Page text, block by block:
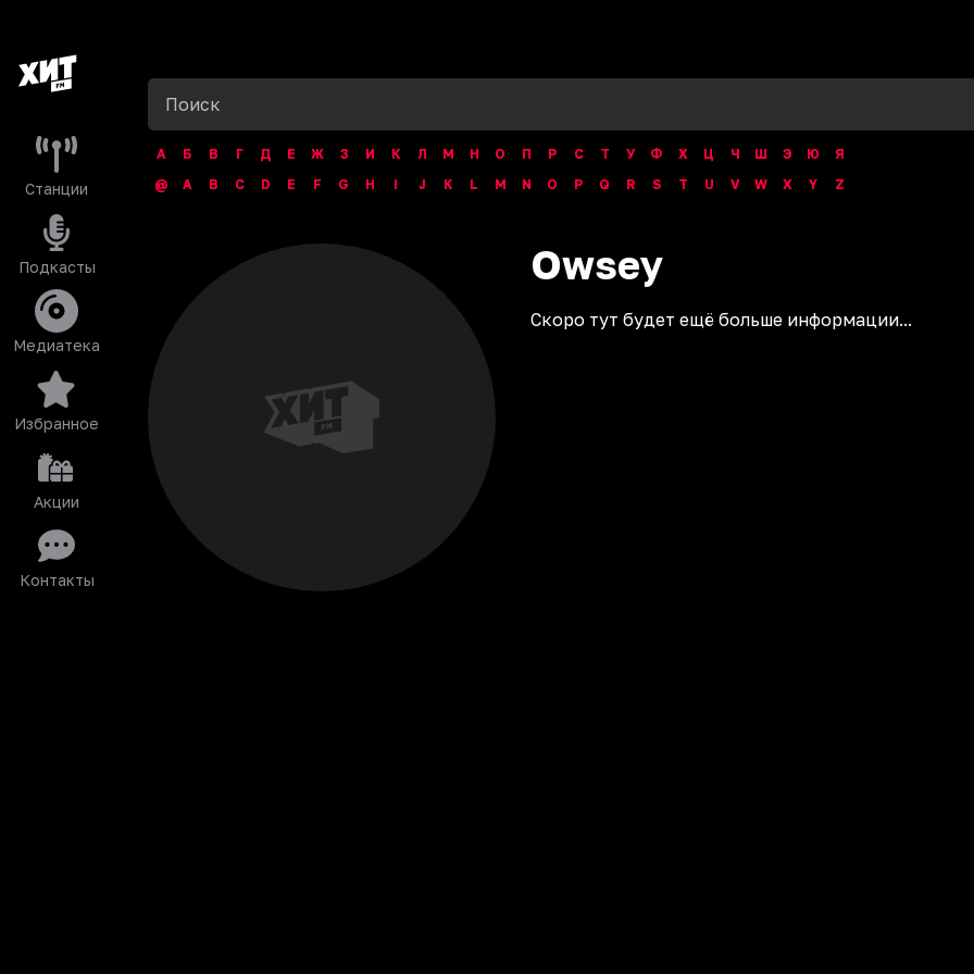
Станции
Подкасты
Медиатека
Избранное
Акции
Контакты
А Б В Г Д Е Ж З И К Л М Н О П Р С Т У Ф Х Ц Ч Ш Э Ю
Я
@
A B C D E F G H I J K L M N O P Q R S T U V W X Y Z
Owsey
Скоро тут будет ещё больше информации...